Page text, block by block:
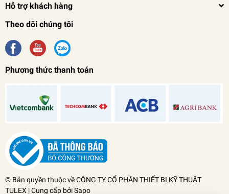
Hỗ trợ khách hàng
Theo dõi chúng tôi
Phương thức thanh toán
© Bản quyền thuộc vềCÔNG TY CỔ PHẦN THIẾT BỊ KỸ THUẬT
TULEX | Cung cấp bởiSapo
3.900.000₫
undefined